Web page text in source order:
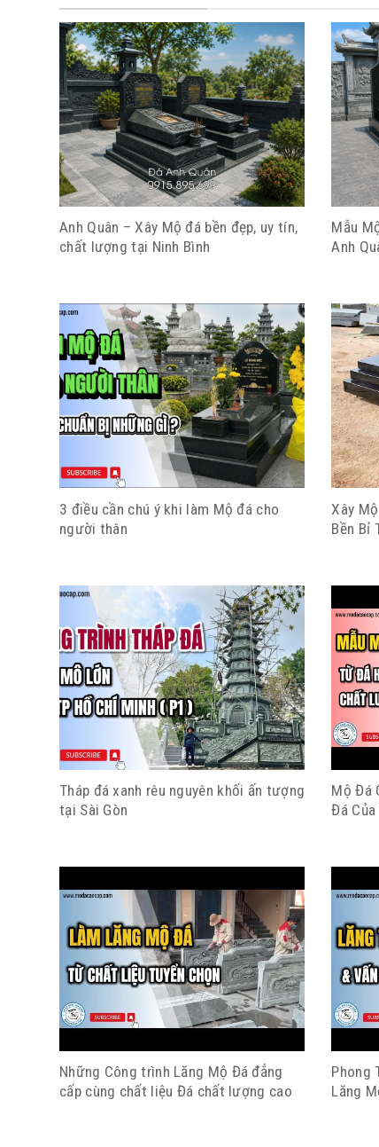
Anh Quân – Xây Mộ đá bền đẹp, uy tín,
chất lượng tại Ninh Bình
Mẫu
Anh
3 điều cần chú ý khi làm Mộ đá cho
người thân
Xây
Bền Bỉ
Tháp đá xanh rêu nguyên khối ấn tượng
tại Sài Gòn
Mộ Đá
Đá
Những Công trình Lăng Mộ Đá đẳng
cấp cùng chất liệu Đá chất lượng cao
Phong
Lăng